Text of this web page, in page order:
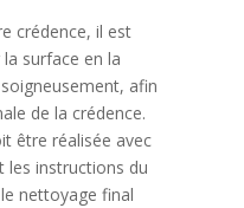
crédence, il est
surface en la
afin
de la crédence.
être réalisée avec
les instructions du
nettoyage final